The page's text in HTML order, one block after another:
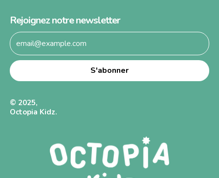
Rejoignez notre newsletter
© 2025,
Octopia Kidz.